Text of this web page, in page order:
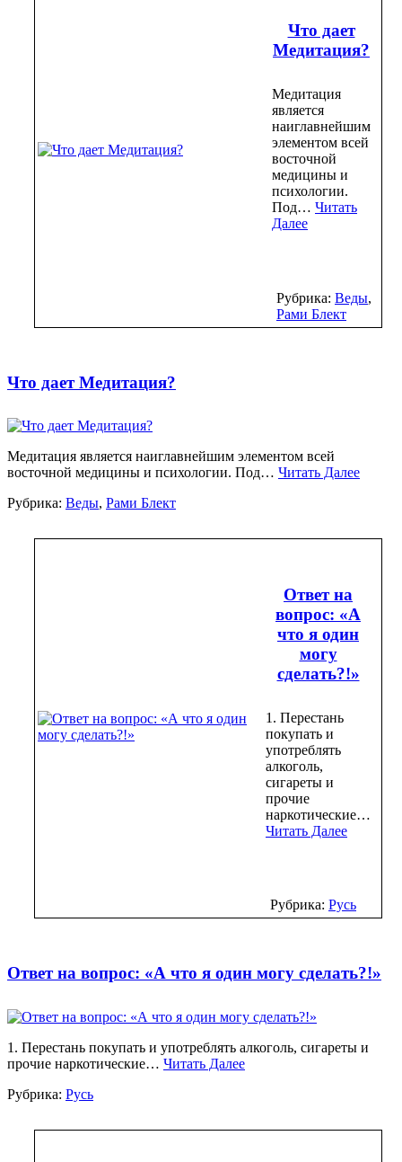
Что дает
Медитация?
Медитация
является
наиглавнейшим
элементом всей
восточной
медицины и
психологии.
Под… Читать
Далее
Рубрика: Веды,
Рами Блект
Что дает Медитация?
Медитация является наиглавнейшим элементом всей
восточной медицины и психологии. Под… Читать Далее
Рубрика: Веды, Рами Блект
Ответ на
вопрос: «А
что я один
могу
сделать?!»
1. Перестань
покупать и
употреблять
алкоголь,
сигареты и
прочие
наркотические…
Читать Далее
Рубрика: Русь
Ответ на вопрос: «А что я один могу сделать?!»
1. Перестань покупать и употреблять алкоголь, сигареты и
прочие наркотические… Читать Далее
Рубрика: Русь